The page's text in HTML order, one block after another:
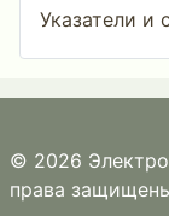
Указатели и
© 2026
права